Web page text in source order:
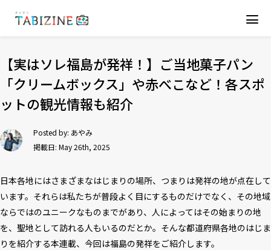
【実はソレ福島が発祥！】ご当地菓子パン
「クリームボックス」や赤べこなど！各スポ
ットの観光情報も紹介
Posted by: あやみ
掲載日: May 26th, 2025
日本各地にはさまざまなはじまりの場所、つまりは発祥の地が点在して
います。それらは私たちが普段よく目にするものだけでなく、その地域
ならではのユニークなものまでがあり、人によってはその始まりの地
を、聖地として訪れる人もいるのだとか。そんな都道府県各地のはじま
りを紹介する本連載、今回は福島の発祥をご紹介します。